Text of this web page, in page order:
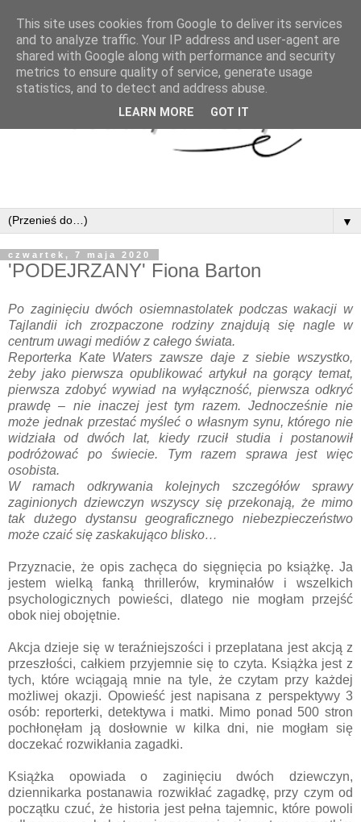
▼
czwartek, 7 maja 2020
'PODEJRZANY' Fiona Barton
Po zaginięciu dwóch osiemnastolatek podczas wakacji w
Tajlandii ich zrozpaczone rodziny znajdują się nagle w
centrum uwagi mediów z całego świata.
Reporterka Kate Waters zawsze daje z siebie wszystko,
żeby jako pierwsza opublikować artykuł na gorący temat,
pierwsza zdobyć wywiad na wyłączność, pierwsza odkryć
prawdę – nie inaczej jest tym razem. Jednocześnie nie
może jednak przestać myśleć o własnym synu, którego nie
widziała od dwóch lat, kiedy rzucił studia i postanowił
podróżować po świecie. Tym razem sprawa jest więc
osobista.
W ramach odkrywania kolejnych szczegółów sprawy
zaginionych dziewczyn wszyscy się przekonają, że mimo
tak dużego dystansu geograficznego niebezpieczeństwo
może czaić się zaskakująco blisko…
Przyznacie, że opis zachęca do sięgnięcia po książkę. Ja
jestem wielką fanką thrillerów, kryminałów i wszelkich
psychologicznych powieści, dlatego nie mogłam przejść
obok niej obojętnie.
Akcja dzieje się w teraźniejszości i przeplatana jest akcją z
przeszłości, całkiem przyjemnie się to czyta. Książka jest z
tych, które wciągają mnie na tyle, że czytam przy każdej
możliwej okazji. Opowieść jest napisana z perspektywy 3
osób: reporterki, detektywa i matki. Mimo ponad 500 stron
pochłonęłam ją dosłownie w kilka dni, nie mogłam się
doczekać rozwikłania zagadki.
Książka opowiada o zaginięciu dwóch dziewczyn,
dziennikarka postanawia rozwikłać zagadkę, przy czym od
początku czuć, że historia jest pełna tajemnic, które powoli
This site uses cookies from Google to deliver its services
and to analyze traffic. Your IP address and user-agent are
shared with Google along with performance and security
metrics to ensure quality of service, generate usage
statistics, and to detect and address abuse.
LEARN MORE GOT IT